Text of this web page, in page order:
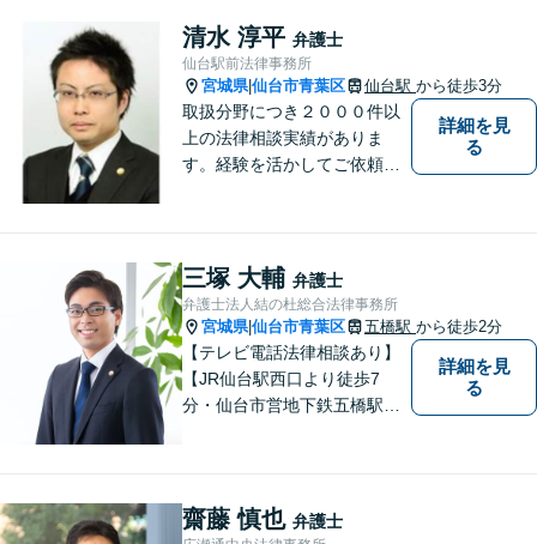
たる事件も、受任可能です。
お気軽にご相談ください。
清水 淳平 弁護士
仙台駅前法律事務所
宮城県|仙台市青葉区 仙台駅 から徒歩3分
取扱分野につき２０００件以
上の法律相談実績がありま
す。経験を活かしてご依頼者
詳細を見
る
三塚 大輔 弁護士
弁護士法人結の杜総合法律事務所
宮城県|仙台市青葉区 五橋駅 から徒歩2分
【テレビ電話法律相談あり】
【JR仙台駅西口より徒歩7
分・仙台市営地下鉄五橋駅北4
間・土曜相談あり】【明るく
キレイな完全個室相談室】
詳細を見
る
齋藤 慎也 弁護士